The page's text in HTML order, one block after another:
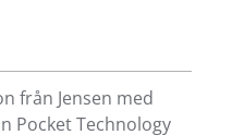
från Jensen med
Pocket Technology